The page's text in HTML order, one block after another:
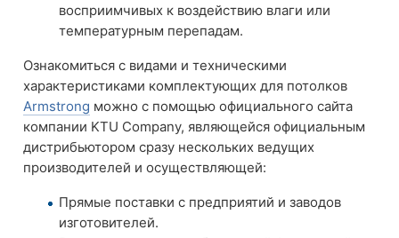
восприимчивых к воздействию влаги или
температурным перепадам.
Ознакомиться с видами и техническими
характеристиками комплектующих для потолков
Armstrong можно с помощью официального сайта
компании KTU Company, являющейся официальным
дистрибьютором сразу нескольких ведущих
производителей и осуществляющей:
Прямые поставки с предприятий и заводов
изготовителей.